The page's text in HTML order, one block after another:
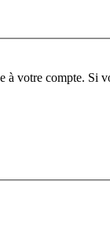
à votre compte.